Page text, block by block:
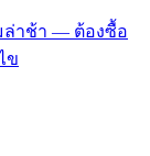
ล่าช้า — ต้องซื้อ
ข